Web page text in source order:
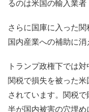
るのは米国の輸入業者
さらに国庫に入った
国内産業への補助に消
トランプ政権下では
関税で損失を被った
されています。関税
半が国内被害の穴埋め